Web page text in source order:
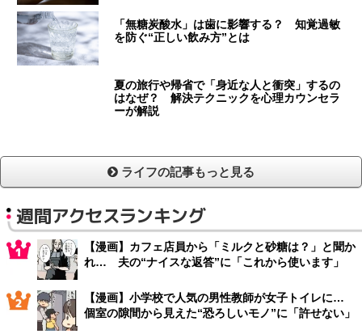
「無糖炭酸水」は歯に影響する？ 知覚過敏
を防ぐ“正しい飲み方”とは
夏の旅行や帰省で「身近な人と衝突」するの
はなぜ？ 解決テクニックを心理カウンセラ
ーが解説
ライフの記事もっと見る
週間アクセスランキング
【漫画】カフェ店員から「ミルクと砂糖は？」と聞か
れ… 夫の“ナイスな返答”に「これから使います」
【漫画】小学校で人気の男性教師が女子トイレに…
個室の隙間から見えた“恐ろしいモノ”に「許せない」